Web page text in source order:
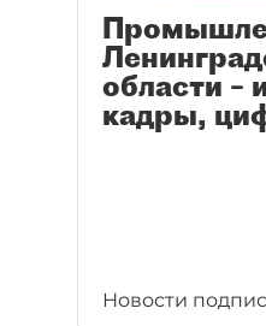
области –
кадры,
Новости